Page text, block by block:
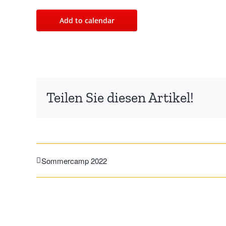
Add to calendar
Teilen Sie diesen Artikel!
Sommercamp 2022